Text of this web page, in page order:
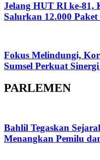
Jelang HUT RI ke-81,
Salurkan 12.000
Fokus Melindungi,
Sumsel Perkuat
PARLEMEN
Bahlil Tegaskan
Menangkan Pemilu